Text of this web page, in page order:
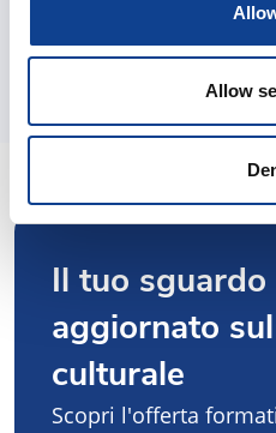
Allow
Il tuo sguardo
aggiornato
culturale
Scopri l'offerta